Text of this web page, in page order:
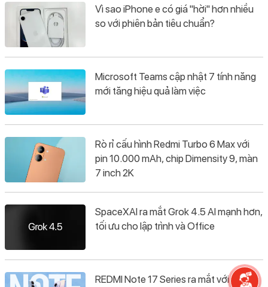
Vì sao iPhone e có giá "hời" hơn nhiều
so với phiên bản tiêu chuẩn?
Microsoft Teams cập nhật 7 tính năng
mới tăng hiệu quả làm việc
Rò rỉ cấu hình Redmi Turbo 6 Max với
pin 10.000 mAh, chip Dimensity 9, màn
7 inch 2K
SpaceXAI ra mắt Grok 4.5 AI mạnh hơn,
tối ưu cho lập trình và Office
REDMI Note 17 Series ra mắt với pin